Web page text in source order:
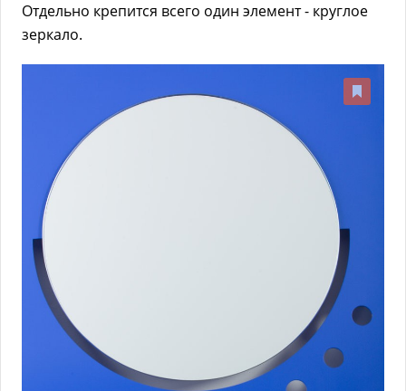
Отдельно крепится всего один элемент - круглое
зеркало.